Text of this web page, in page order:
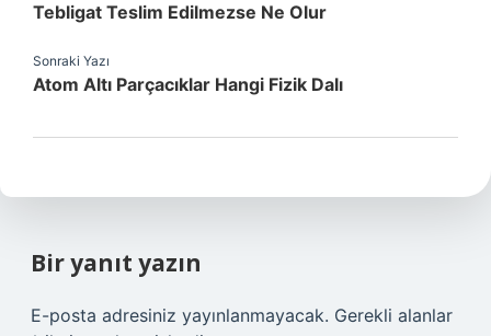
Tebligat Teslim Edilmezse Ne Olur
Sonraki Yazı
Atom Altı Parçacıklar Hangi Fizik Dalı
Bir yanıt yazın
E-posta adresiniz yayınlanmayacak. Gerekli alanlar